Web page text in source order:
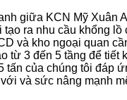
giữa KCN Mỹ Xuân
ra nhu cầu khổng lồ
và kho ngoại quan
từ 3 đến 5 tầng để tiết
tấn của chúng tôi đáp
và sức nâng mạnh